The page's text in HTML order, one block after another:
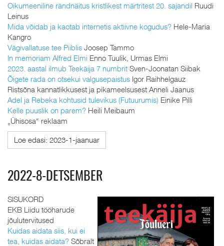
Oikumeeniline rändnäitus kristlikest märtritest 20. sajandil Ruudi
Leinus
Mida võidab ja kaotab internetis aktiivne kogudus? Hele-Maria
Kangro
Vägivallatuse tee Piiblis Joosep Tammo
In memoriam Alfred Elmi Enno Tuulik, Urmas Elmi
2023. aastal ilmub Teekäija 7 numbrit Sven-Joonatan Siibak
Õigete rada on otsekui valgusepaistus Igor Raihhelgauz
Ristsõna kannatlikkusest ja pikameelsusest Anneli Jaanus
Adel ja Rebeka kohtusid tulevikus (Futuurumis) Einike Pilli
Kelle puuslik on parem? Heili Meibaum
„Ühisosa“ reklaam
Loe edasi: 2023-1-jaanuar
2022-8-DETSEMBER
SISUKORD
EKB Liidu tööharude
jõulutervitused
Kuidas aidata siis, kui ei
tea, kuidas aidata? Sõbralt